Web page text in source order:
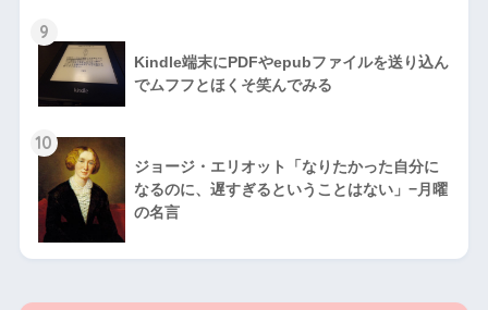
9
Kindle端末にPDFやepubファイルを送り込ん
でムフフとほくそ笑んでみる
10
ジョージ・エリオット「なりたかった自分に
なるのに、遅すぎるということはない」−月曜
の名言